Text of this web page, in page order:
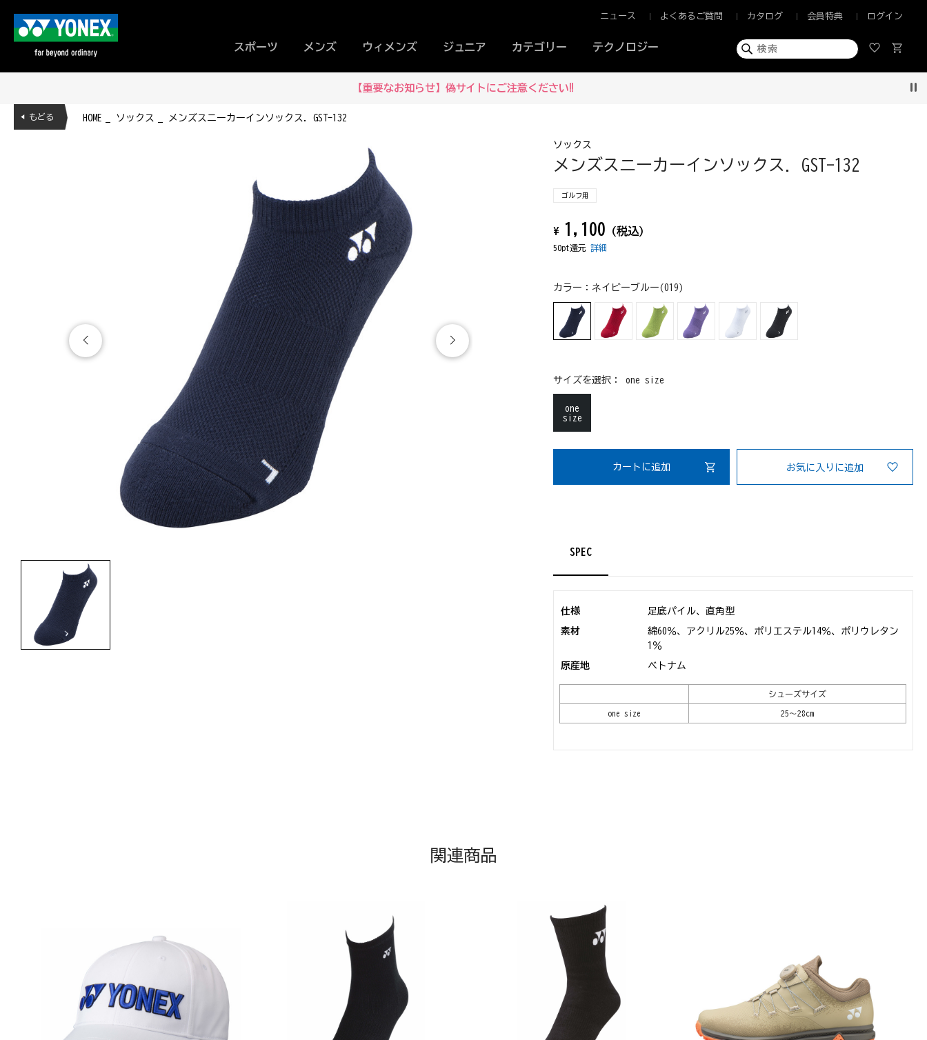
スポーツ メンズ ウィメンズ ジュニア カテゴリー テクノロジー
ニュース よくあるご質問 カタログ 会員特典 ログイン
【重要なお知らせ】偽サイトにご注意ください‼
HOME ソックス メンズスニーカーインソックス. GST-132
◀ もどる
ソックス
メンズスニーカーインソックス. GST-132
ゴルフ用
¥ 1,100 (税込)
50pt還元詳細
カラー：ネイビーブルー(019)
サイズを選択：one size
one
size
カートに追加 お気に入りに追加
SPEC
仕様 足底パイル、直角型
素材
綿60％、アクリル25％、ポリエステル14％、ポリウレタン
1％
原産地 ベトナム
シューズサイズ
one size 25～28cm
関連商品